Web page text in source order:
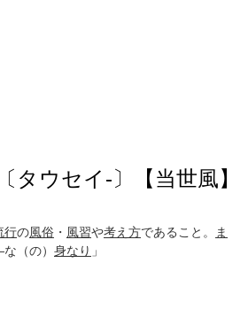
タウセイ‐〕【当世風】
行の風俗 ・ 風習や考え方であること。
ま
（の） 身なり 」